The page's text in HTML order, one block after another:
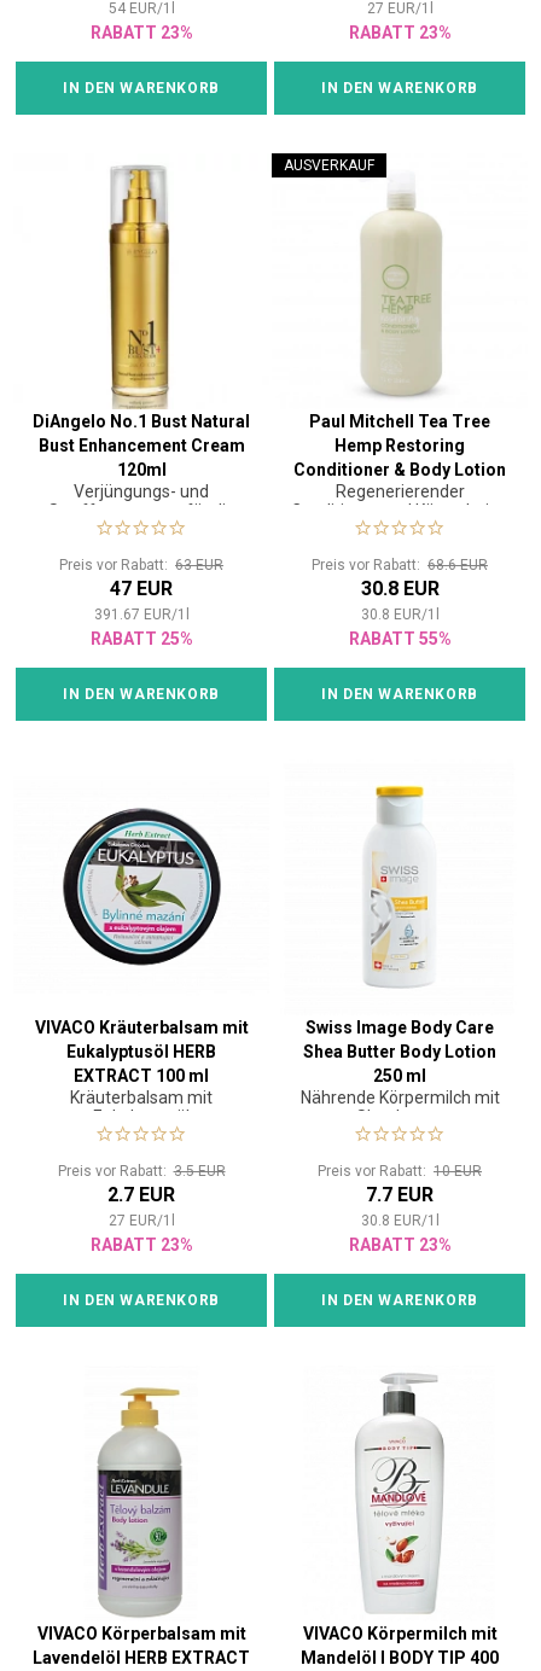
54 EUR/1
RABATT 23%
IN DEN WARENKORB
27 EUR/1
RABATT 23%
IN DEN WARENKORB
DiAngelo No.1 Bust Natural
Bust Enhancement Cream
120ml
Verjüngungs- und
Straffungscreme für die
Haut von Dekolleté und Hals
Preis vor Rabatt: 63 EUR
47 EUR
391.67 EUR/1
RABATT 25%
IN DEN WARENKORB
AUSVERKAUF
Paul Mitchell Tea Tree
Hemp Restoring
Conditioner & Body Lotion
1000ml
Regenerierender
Conditioner und Körperlotion
2in1
Preis vor Rabatt: 68.6 EUR
30.8 EUR
30.8 EUR/1
RABATT 55%
IN DEN WARENKORB
VIVACO Kräuterbalsam mit
Eukalyptusöl HERB
EXTRACT 100 ml
Kräuterbalsam mit
Eukalyptusöl
Preis vor Rabatt:3.5 EUR
2.7 EUR
27 EUR/1
RABATT 23%
IN DEN WARENKORB
Swiss Image Body Care
Shea Butter Body Lotion
250 ml
Nährende Körpermilch mit
Sheabutter
Preis vor Rabatt: 10 EUR
7.7 EUR
30.8 EUR/1
RABATT 23%
IN DEN WARENKORB
VIVACO Körperbalsam mit
Lavendelöl HERB EXTRACT
VIVACO Körpermilch mit
Mandelöl l BODY TIP 400